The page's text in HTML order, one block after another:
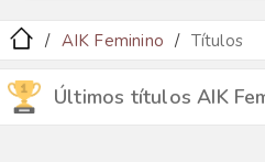
AIK Feminino Títulos
Últimos títulos AIK